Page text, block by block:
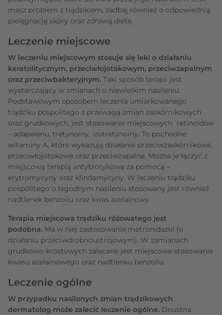
masz problem z trądzikiem, zadbaj również o odpowiednią
pielęgnację skóry oraz zdrową dietę.
Leczenie miejscowe
W leczeniu miejscowym stosuje się leki o działaniu
keratolitycznym, przeciwłojotokowym, przeciwzapalnym
oraz przeciwbakteryjnym. Taki sposób terapii jest
wystarczający w zmianach o niewielkim nasileniu.
Podstawowym sposobem leczenia umiarkowanego
trądziku pospolitego z przewagą zmian zaskórnikowych
oraz grudkowych, jest stosowanie miejscowych retinoidów
– adapalenu, tretynoiny, izotretynoiny. To pochodne
witaminy A, które wykazują działanie przeciwzaskórnikowe,
przeciwłojotokowe oraz przeciwzapalne. Można je łączyć z
miejscową terapią antybiotykową za pomocą –
erytromycyny oraz klindamycyny. W leczeniu trądziku
pospolitego o łagodnym nasileniu stosowany jest również
nadtlenek benzoilu oraz kwas azelainowy.
Terapia miejscowa trądziku różowatego jest
podobna. Ma w niej zastosowanie metronidazol (o
działaniu przeciwdrobnoustrojowym). W zamianach
grudkowo-krostowych zalecane jest miejscowe stosowanie
kwasu azelainowego oraz nadtlenku benzoilu.
Leczenie ogólne
W przypadku nasilonych zmian trądzikowych
dermatolog może zalecić leczenie ogólne. Doustna